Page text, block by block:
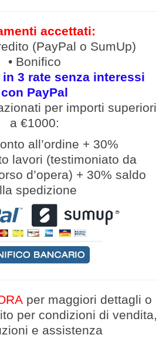
accettati:
(PayPal o SumUp)
• Bonifico
in 3 rate senza interessi
con PayPal
per importi superiori
a €1000:
all’ordine + 30%
lavori (testimoniato da
d’opera) + 30% saldo
spedizione
per maggiori dettagli o
per condizioni di vendita,
e assistenza